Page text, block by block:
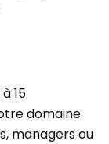
15
domaine.
managers ou